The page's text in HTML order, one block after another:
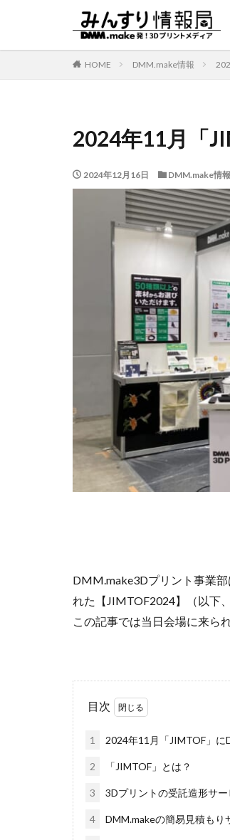
HOME DMM.make情報
2024年11月「
2024年12月16日 DMM.make情報
DMM.make3Dプリント事業
れた【JIMTOF2024】（以下
この記事では当日会場に来ら
目次
1 2024年11月「JIMTOF」に
2 「JIMTOF」とは？
3 3Dプリントの受託造形サ
4 DMM.makeの簡易見積もり